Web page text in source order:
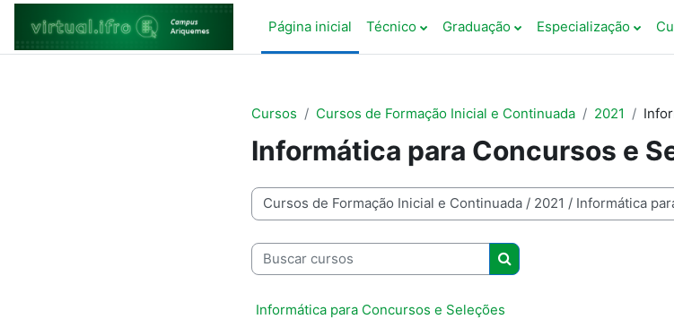
Ir para o conteúdo principal
Página inicial
Técnico Graduação Especialização
Cursos Cursos de Formação Inicial e Continuada 2021
Informática para Concursos e
Categorias de Cursos
Buscar cursos
Buscar cursos
Informática para Concursos e Seleções